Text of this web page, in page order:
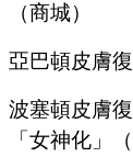
（商城）
亞巴頓皮膚
波塞頓皮膚
「女神化」